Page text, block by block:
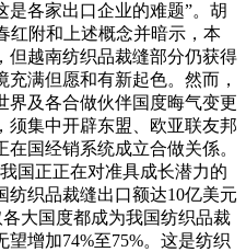
各家出口企业的难题”。胡
红附和上述概念并暗示，本
但越南纺织品裁缝部分仍获得
满但愿和有新起色。然而，
界及各合做伙伴国度晦气变更
须集中开辟东盟、欧亚联友邦
国经销系统成立合做关係。
国正正在对准具成长潜力的
纺织品裁缝出口额达10亿美元
大国度都成为我国纺织品裁
增加74%至75%。这是纺织